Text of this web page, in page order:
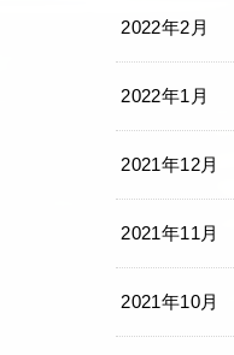
2022年2月
2022年1月
2021年12月
2021年11月
2021年10月